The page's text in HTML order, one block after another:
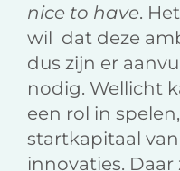
nice to have.
wil dat deze
dus zijn er
nodig. Wellicht
een rol in
startkapitaal
innovaties. Daar